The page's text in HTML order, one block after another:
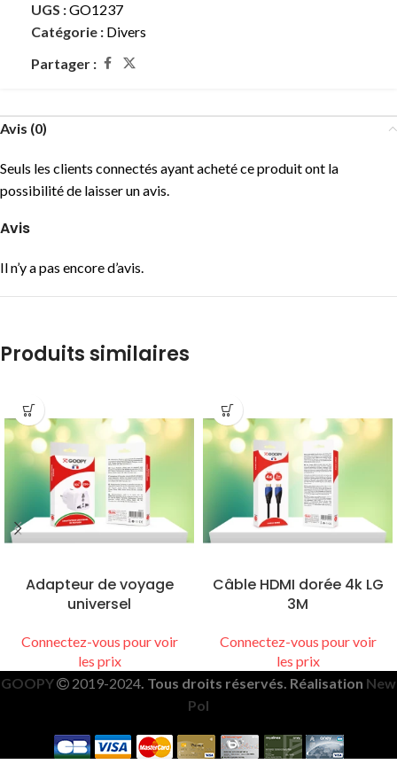
UGS :GO1237
Catégorie : Divers
Partager :
Avis (0)
Avis
Il n’y a pas encore d’avis.
Seuls les clients connectés ayant acheté ce produit ont la
possibilité de laisser un avis.
Produits similaires
Adapteur de voyage
universel
Connectez-vous pour voir
les prix
Câble HDMI dorée 4k LG
3M
Connectez-vous pour voir
les prix
GOOPY
2019-2024. Tous droits réservés. Réalisation New
Pol